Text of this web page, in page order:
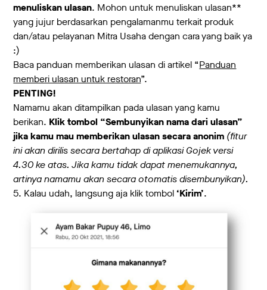
menuliskan ulasan. Mohon untuk menuliskan ulasan**
yang jujur berdasarkan pengalamanmu terkait produk
dan/atau pelayanan Mitra Usaha dengan cara yang baik ya
:)
Baca panduan memberikan ulasan di artikel “Panduan
memberi ulasan untuk restoran”.
PENTING!
Namamu akan ditampilkan pada ulasan yang kamu
berikan. Klik tombol “Sembunyikan nama dari ulasan”
jika kamu mau memberikan ulasan secara anonim (fitur
ini akan dirilis secara bertahap di aplikasi Gojek versi
4.30 ke atas. Jika kamu tidak dapat menemukannya,
artinya namamu akan secara otomatis disembunyikan).
5. Kalau udah, langsung aja klik tombol ‘Kirim’.